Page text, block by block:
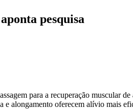
pesquisa
para a recuperação muscular
alongamento oferecem alívio mais